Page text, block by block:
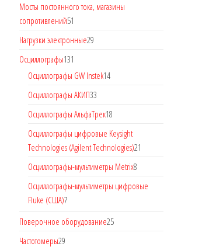
Мосты постоянного тока, магазины
сопротивлений51
Нагрузки электронные29
Осциллографы131
Осциллографы GW Instek14
Осциллографы АКИП33
Осциллографы АльфаТрек18
Осциллографы цифровые Keysight
Technologies (Agilent Technologies)21
Осциллографы-мультиметры Metrix8
Осциллографы-мультиметры цифровые
Fluke (США)7
Поверочное оборудование25
Частотомеры29